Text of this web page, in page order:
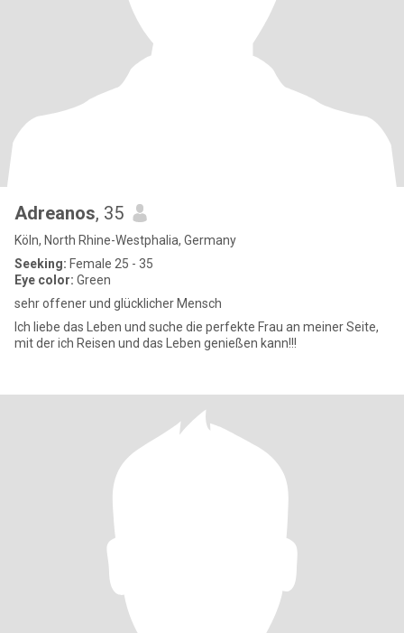
Adreanos, 35
Köln, North Rhine-Westphalia, Germany
Seeking: Female 25 - 35
Eye color: Green
sehr offener und glücklicher Mensch
Ich liebe das Leben und suche die perfekte Frau an meiner Seite,
mit der ich Reisen und das Leben genießen kann!!!